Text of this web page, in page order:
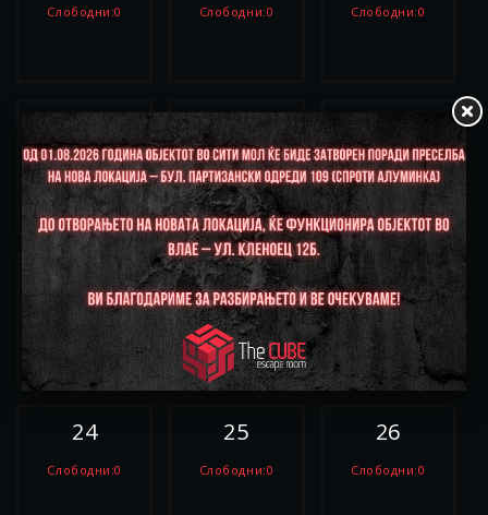
Слободни:0 Слободни:0 Слободни:0
18
Слободни:0
РЕЗЕРВИРАЈ
19
Слободни:0
РЕЗЕРВИРАЈ
20
Слободни:0
РЕЗЕРВИРАЈ
21
Слободни:0
РЕЗЕРВИРАЈ
22
Слободни:0
РЕЗЕРВИРАЈ
23
Слободни:0
РЕЗЕРВИРАЈ
24
Слободни:0
25
Слободни:0
26
Слободни:0